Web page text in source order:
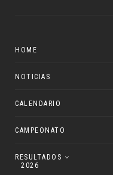
HOME
NOTICIAS
CALENDARIO
CAMPEONATO
RESULTADOS
2026